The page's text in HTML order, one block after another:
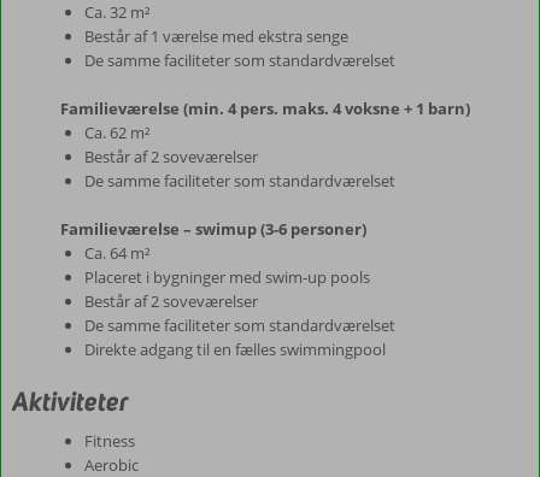
Ca. 32 m²
Består af 1 værelse med ekstra senge
De samme faciliteter som standardværelset
Familieværelse (min. 4 pers. maks. 4 voksne + 1 barn)
Ca. 62 m²
Består af 2 soveværelser
De samme faciliteter som standardværelset
Familieværelse – swimup (3-6 personer)
Ca. 64 m²
Placeret i bygninger med swim-up pools
Består af 2 soveværelser
De samme faciliteter som standardværelset
Direkte adgang til en fælles swimmingpool
Aktiviteter
Fitness
Aerobic